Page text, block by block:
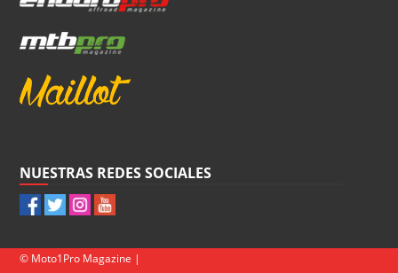
NUESTRAS REDES SOCIALES
© Moto1Pro Magazine |